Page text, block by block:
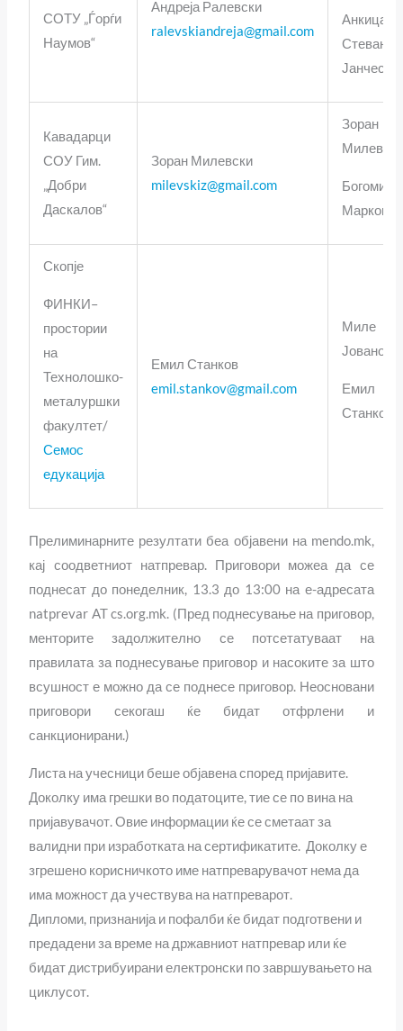
СОТУ „Ѓорѓи
Наумов“
Андреја Ралевски
ralevskiandreja@gmail.com
Анкица
Јанческа
Кавадарци
СОУ Гим.
„Добри
Даскалов“
Зоран Милевски
milevskiz@gmail.com
Зоран
Богомил
Марков
Скопје
ФИНКИ–
простории
на
Технолошко-
металуршки
факултет/
Семос
едукација
Емил Станков
emil.stankov@gmail.com
Миле
Јованов
Емил
Станков
Прелиминарните резултати беа објавени на mendo.mk,
кај соодветниот натпревар. Приговори можеа да се
поднесат до понеделник, 13.3 до 13:00 на е-адресата
natprevar AT cs.org.mk. (Пред поднесување на приговор,
менторите задолжително се потсетатуваат на
правилата за поднесување приговор и насоките за што
всушност е можно да се поднесе приговор. Неосновани
приговори секогаш ќе бидат отфрлени и
санкционирани.)
Листа на учесници беше објавена според пријавите.
Доколку има грешки во податоците, тие се по вина на
пријавувачот. Овие информации ќе се сметаат за
валидни при изработката на сертификатите. Доколку е
згрешено корисничкото име натпреварувачот нема да
има можност да учествува на натпреварот.
Дипломи, признанија и пофалби ќе бидат подготвени и
предадени за време на државниот натпревар или ќе
бидат дистрибуирани електронски по завршувањето на
циклусот.